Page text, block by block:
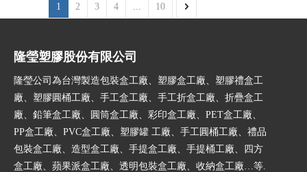
1 2 3 4 10
隆瑩塑膠股份有限公司
隆瑩公司為台灣製造包裝盒工廠、塑膠盒工廠、塑膠禮盒工
廠、塑膠圓桶工廠、手工盒工廠、手工折盒工廠、折疊盒工
廠、鉛筆盒工廠、圓筒盒工廠、彩印盒工廠、PET盒工廠、
PP盒工廠、PVC盒工廠、塑膠罐 工廠、手工圓桶工廠、禮品
包裝盒工廠、造型盒工廠、手提盒工廠、手提桶工廠、四方
盒工廠、蘋果派盒工廠、透明包裝盒工廠、收納盒工廠…等.